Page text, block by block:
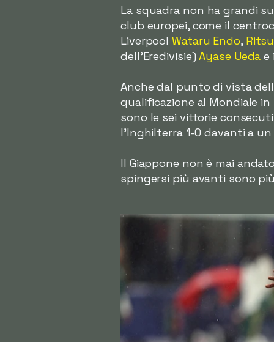
La squadra non ha grandi
club europei, come il
LiverpoolWataru Endo,
dell'Eredivisie)Ayase Ueda e
Anche dal punto di vista
qualificazione al Mondiale
sono le sei vittorie
l'Inghilterra 1-0 davanti a
Il Giappone non è mai
spingersi più avanti sono